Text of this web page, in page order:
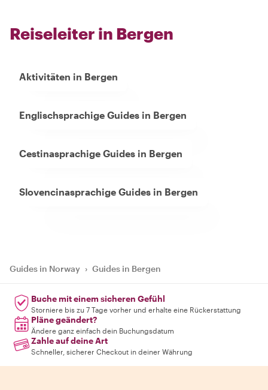
Reiseleiter in Bergen
Aktivitäten in Bergen
Englischsprachige Guides in Bergen
Cestinasprachige Guides in Bergen
Slovencinasprachige Guides in Bergen
Guides in Norway › Guides in Bergen
Buche mit einem sicheren Gefühl
Storniere bis zu 7 Tage vorher und erhalte eine Rückerstattung
Pläne geändert?
Ändere ganz einfach dein Buchungsdatum
Zahle auf deine Art
Schneller, sicherer Checkout in deiner Währung